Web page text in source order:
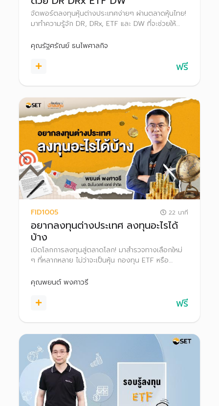
จัดพอร์ตลงทุนหุ้นต่างประเทศง่ายๆ ผ่านตลาดหุ้นไทย!
มาทำความรู้จัก DR, DRx, ETF และ DW ที่จะช่วยให้
ขายหุ้นไทย
คุณรัฐศรัณย์ ธนไพศาลกิจ
ฟรี
FID1005 22 นาที
อยากลงทุนต่างประเทศ ลงทุนอะไรได้
บ้าง
เปิดโลกการลงทุนสู่ตลาดโลก! มาสำรวจทางเลือกใหม่
ๆ ที่หลากหลาย ไม่ว่าจะเป็นหุ้น กองทุน ETF หรือ
ของแต่ละทางเลือก เพื่อสร้างพอร์ตลงทุนที่แข็งแกร่ง
โลก
คุณพยนต์ พงศาวรี
ฟรี